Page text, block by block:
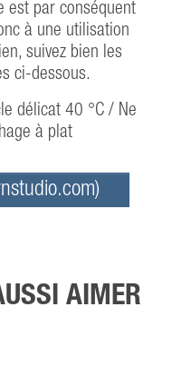
est par conséquent
à une utilisation
suivez bien les
ci-dessous.
délicat 40 °C / Ne
à plat
AIMER